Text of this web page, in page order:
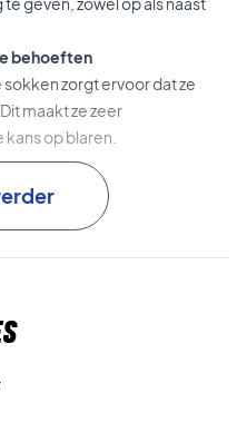
behoeften
zorgt ervoor dat ze
maakt ze zeer
op blaren.